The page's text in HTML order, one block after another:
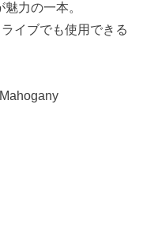
力の一本。
イブでも使用できる